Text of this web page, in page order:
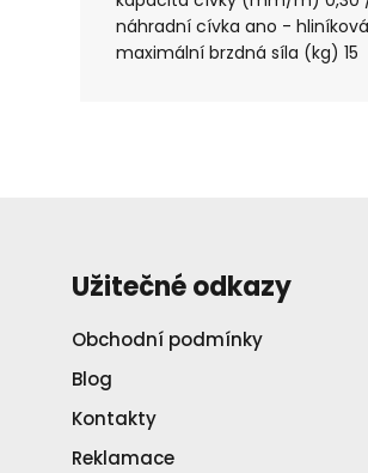
náhradní cívka ano - hliníková
maximální brzdná síla (kg) 15
Užitečné odkazy
Obchodní podmínky
Blog
Kontakty
Reklamace